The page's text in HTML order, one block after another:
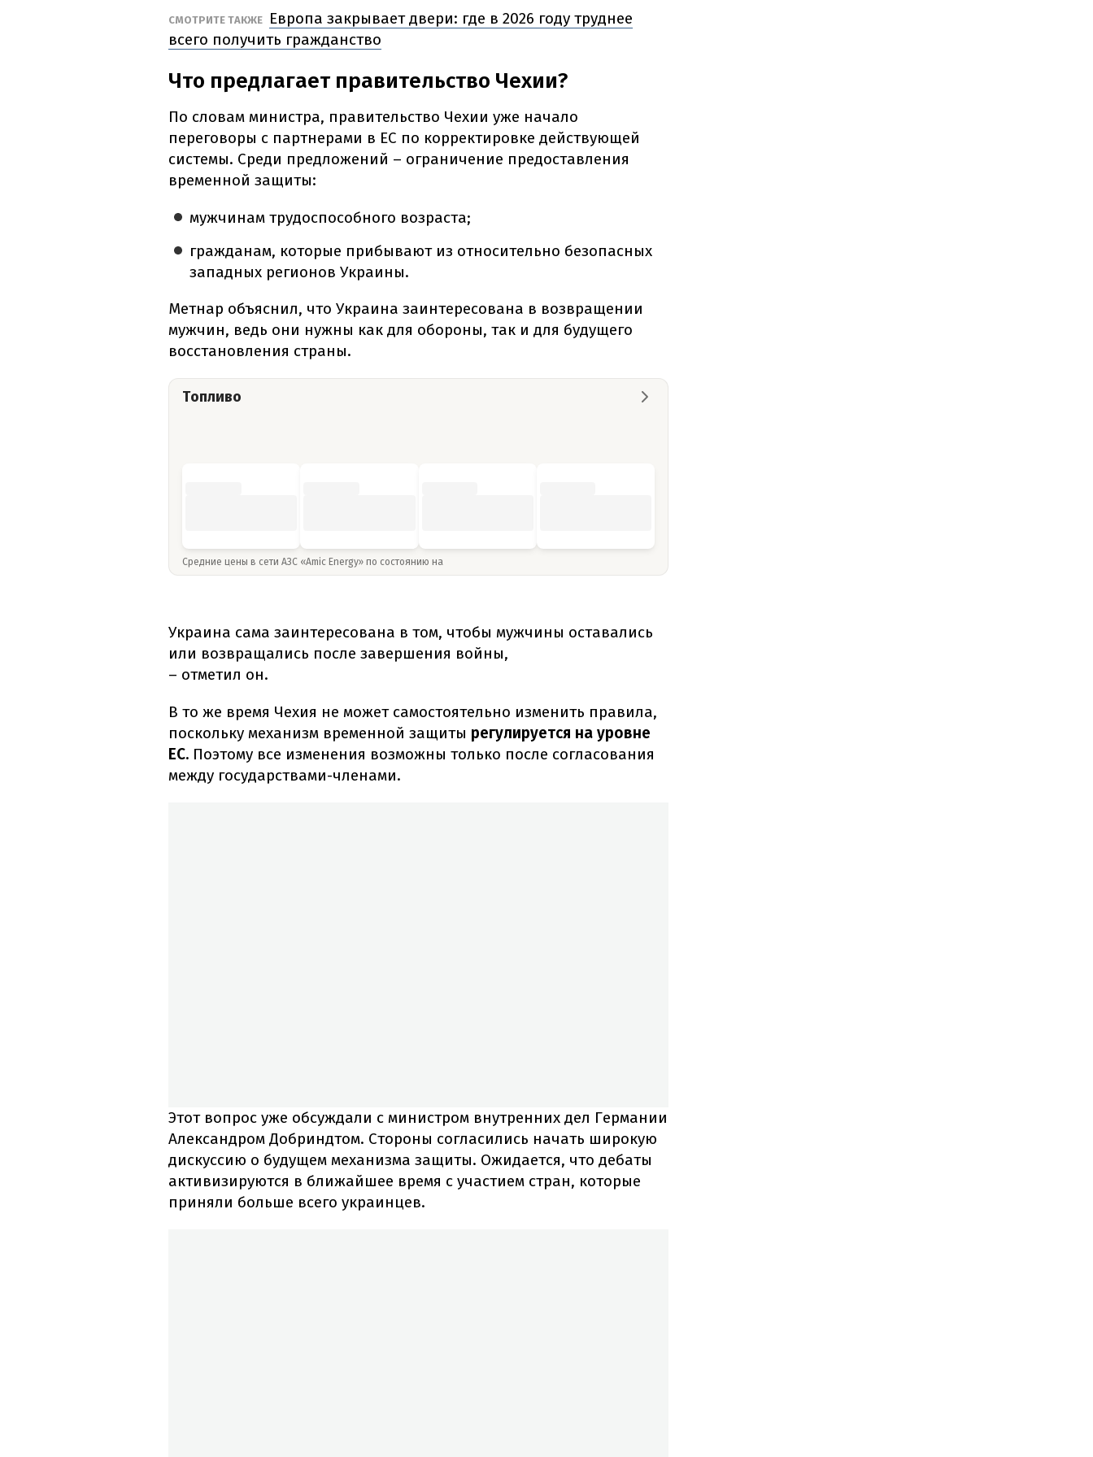
СМОТРИТЕ ТАКЖЕ
Европа закрывает двери: где в 2026 году труднее
всего получить гражданство
Что предлагает правительство Чехии?
По словам министра, правительство Чехии уже начало
переговоры с партнерами в ЕС по корректировке действующей
системы. Среди предложений – ограничение предоставления
временной защиты:
мужчинам трудоспособного возраста;
гражданам, которые прибывают из относительно безопасных
западных регионов Украины.
Метнар объяснил, что Украина заинтересована в возвращении
мужчин, ведь они нужны как для обороны, так и для будущего
восстановления страны.
Топливо
Средние цены в сети АЗС «Amic Energy» по состоянию на
Украина сама заинтересована в том, чтобы мужчины оставались
или возвращались после завершения войны,
– отметил он.
В то же время Чехия не может самостоятельно изменить правила,
поскольку механизм временной защиты регулируется на уровне
ЕС. Поэтому все изменения возможны только после согласования
между государствами-членами.
Этот вопрос уже обсуждали с министром внутренних дел Германии
Александром Добриндтом. Стороны согласились начать широкую
дискуссию о будущем механизма защиты. Ожидается, что дебаты
активизируются в ближайшее время с участием стран, которые
приняли больше всего украинцев.